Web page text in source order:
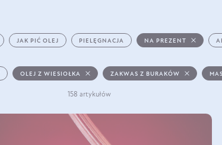
JAK PIĆ OLEJ PIELĘGNACJA NA PREZENT
OLEJ Z WIESIOŁKA ZAKWAS Z BURAKÓW
158 artykułów